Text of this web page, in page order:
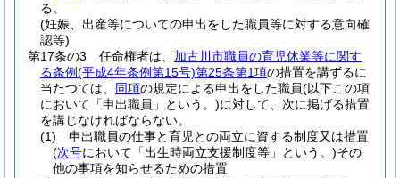
る。
(妊娠、出産等についての申出をした職員等に対する意向確
認等)
第17条の3
任命権者は、 加古川市職員の育児休業等に関す
る条例(平成4年条例第15号)第25条第1項の措置を講ずるに
当たつては、 同項の規定による申出をした職員(以下この項
において「申出職員」という。)に対して、次に掲げる措置
を講じなければならない。
(1)
申出職員の仕事と育児との両立に資する制度又は措置
(次号において「出生時両立支援制度等」という。)その
他の事項を知らせるための措置